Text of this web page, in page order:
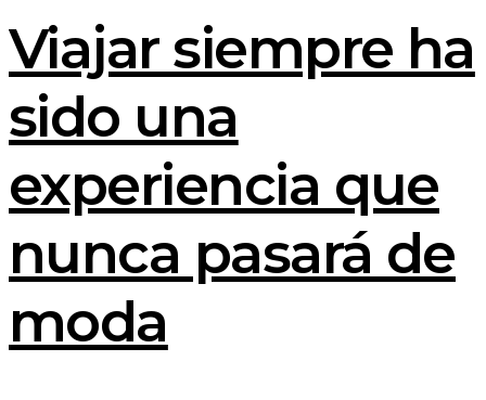
Viajar siempre ha
sido una
experiencia que
nunca pasará de
moda